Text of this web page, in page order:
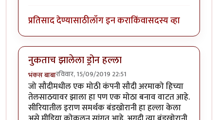
प्रतिसाद देण्यासाठीलॉग इन कराकिंवासदस्य व्हा
नुकताच झालेला ड्रोन हल्ला
भंकस बाबारविवार, 15/09/2019 22:51
जो सौदीमधील एक मोठी कंपनी सौदी अरमाको हिच्या
तेलसाठयावर झाला हा पण एक मोठा बनाव वाटत आहे.
सीरियातील इराण समर्थक बंडखोरानी हा हल्ला केला